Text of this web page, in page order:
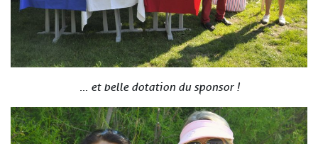
… et belle dotation du sponsor !